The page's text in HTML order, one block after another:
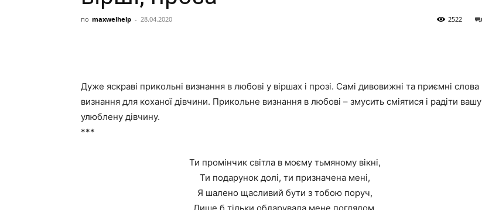
по maxwelhelp - 28.04.2020 2522
Дуже яскраві прикольні визнання в любові у віршах і прозі. Самі дивовижні та приємні слова
визнання для коханої дівчини. Прикольне визнання в любові – змусить сміятися і радіти вашу
улюблену дівчину.
***
Ти промінчик світла в моєму тьмяному вікні,
Ти подарунок долі, ти призначена мені,
Я шалено щасливий бути з тобою поруч,